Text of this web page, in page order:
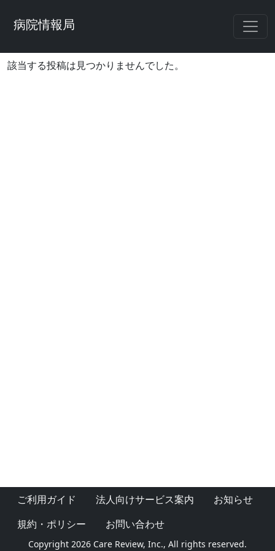
病院情報局
該当する投稿は見つかりませんでした。
ご利用ガイド 法人向けサービス案内
お知らせ
規約・ポリシー
お問い合わせ
Copyright 2026 Care Review, Inc., All rights reserved.